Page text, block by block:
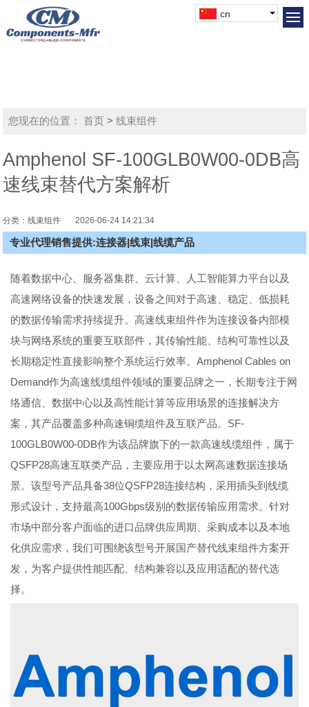
cn
您现在的位置： 首页 >线束组件
Amphenol SF-100GLB0W00-0DB高
速线束替代方案解析
分类：线束组件2026-06-24 14:21:34
专业代理销售提供:连接器|线束|线缆产品
随着数据中心、服务器集群、云计算、人工智能算力平台以及
高速网络设备的快速发展，设备之间对于高速、稳定、低损耗
的数据传输需求持续提升。高速线束组件作为连接设备内部模
块与网络系统的重要互联部件，其传输性能、结构可靠性以及
长期稳定性直接影响整个系统运行效率。Amphenol Cables on
Demand作为高速线缆组件领域的重要品牌之一，长期专注于网
络通信、数据中心以及高性能计算等应用场景的连接解决方
案，其产品覆盖多种高速铜缆组件及互联产品。SF-
100GLB0W00-0DB作为该品牌旗下的一款高速线缆组件，属于
QSFP28高速互联类产品，主要应用于以太网高速数据连接场
景。该型号产品具备38位QSFP28连接结构，采用插头到线缆
形式设计，支持最高100Gbps级别的数据传输应用需求。针对
市场中部分客户面临的进口品牌供应周期、采购成本以及本地
化供应需求，我们可围绕该型号开展国产替代线束组件方案开
发，为客户提供性能匹配、结构兼容以及应用适配的替代选
择。